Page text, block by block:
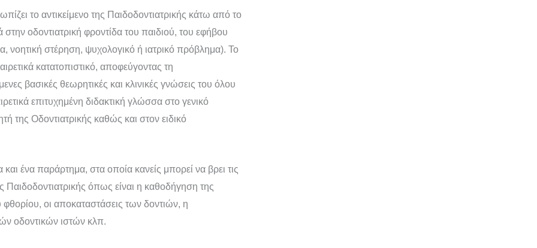
το αντικείμενο της Παιδοδοντιατρικής κάτω από το
οδοντιατρική φροντίδα του παιδιού, του εφήβου
νοητική στέρηση, ψυχολογικό ή ιατρικό πρόβλημα). Το
κατατοπιστικό, αποφεύγοντας τη
βασικές θεωρητικές και κλινικές γνώσεις του όλου
επιτυχημένη διδακτική γλώσσα στο γενικό
της Οδοντιατρικής καθώς και στον ειδικό
ένα παράρτημα, στα οποία κανείς μπορεί να βρει τις
Παιδοδοντιατρικής όπως είναι η καθοδήγηση της
οι αποκαταστάσεις των δοντιών, η
οδοντικών ιστών κλπ.